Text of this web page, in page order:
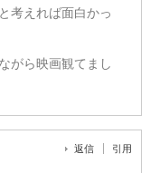
考えれば面白かっ
がら映画観てまし
返信 引用